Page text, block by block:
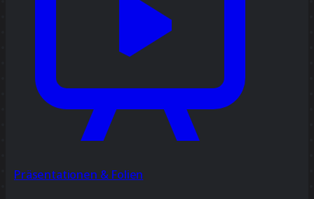
Präsentationen & Folien